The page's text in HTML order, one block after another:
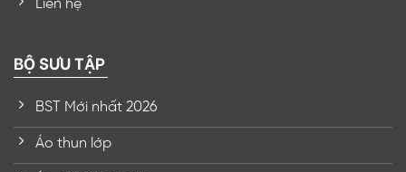
Liên hệ
BỘ SƯU TẬP
BST Mới nhất 2026
Áo thun lớp